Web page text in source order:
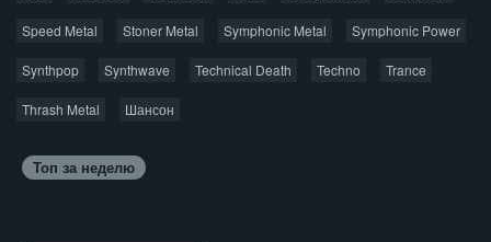
Speed Metal Stoner Metal Symphonic Metal Symphonic Power
Synthpop Synthwave Technical Death Techno Trance
Thrash Metal Шансон
Топ за неделю